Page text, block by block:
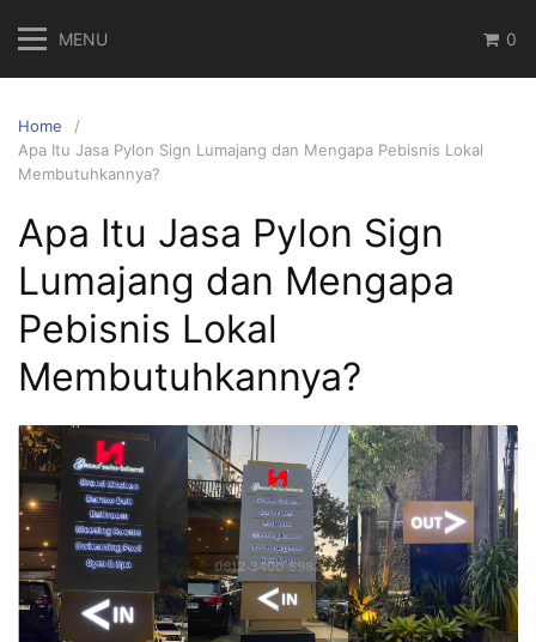
content
MENU 0
Home
Apa Itu Jasa Pylon Sign Lumajang dan Mengapa Pebisnis Lokal
Membutuhkannya?
Apa Itu Jasa Pylon Sign
Lumajang dan Mengapa
Pebisnis Lokal
Membutuhkannya?